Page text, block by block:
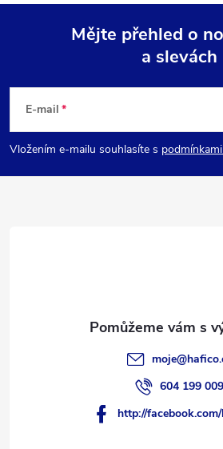
p
a
Mějte přehled o
a slevách
E-mail
Vložením e-mailu souhlasíte s
moje@
604 199 009
http://